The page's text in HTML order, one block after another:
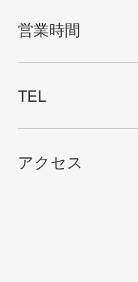
営業時間
TEL
アクセス